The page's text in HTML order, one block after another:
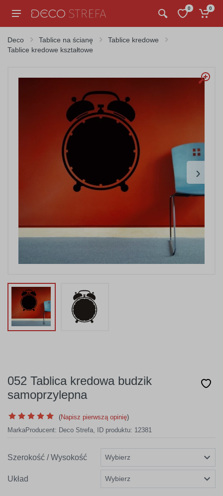
0 0
Deco Tablice na ścianę
Tablice kredowe
Tablice kredowe kształtowe
›
052 Tablica kredowa budzik
samoprzylepna
(Napisz pierwszą opinię)
MarkaProducent: Deco Strefa, ID produktu: 12381
Szerokość / Wysokość
Układ